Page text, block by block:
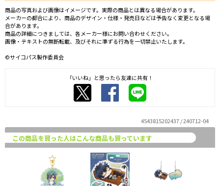
商品の写真および画像はイメージです。実際の商品とは異なる場合があります。
メーカーの都合により、商品のデザイン・仕様・発売日などは予告なく変更となる場
合があります。
商品の詳細につきましては、各メーカー様にお問い合わせください。
画像・テキストの無断転載、及びそれに準ずる行為を一切禁止いたします。
©サイコパス製作委員会
「いいね」と思ったら友達に共有！
4543815202437 / 240712-04
この商品を買った人はこんな商品も買っています